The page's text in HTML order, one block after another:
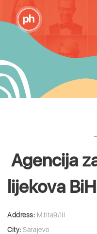
Agencija
lijekova BiH
Address: M.tita9/III
City: Sarajevo